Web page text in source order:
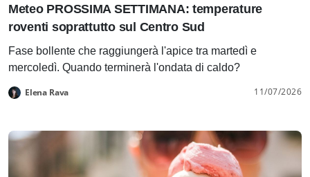
Meteo PROSSIMA SETTIMANA: temperature
roventi soprattutto sul Centro Sud
Fase bollente che raggiungerà l'apice tra martedì e
mercoledì. Quando terminerà l'ondata di caldo?
Elena Rava 11/07/2026